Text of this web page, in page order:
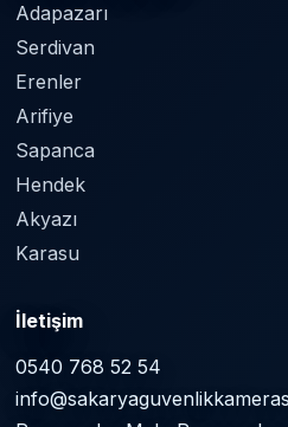
Adapazarı
Serdivan
Erenler
Arifiye
Sapanca
Hendek
Akyazı
Karasu
İletişim
0540 768 52 54